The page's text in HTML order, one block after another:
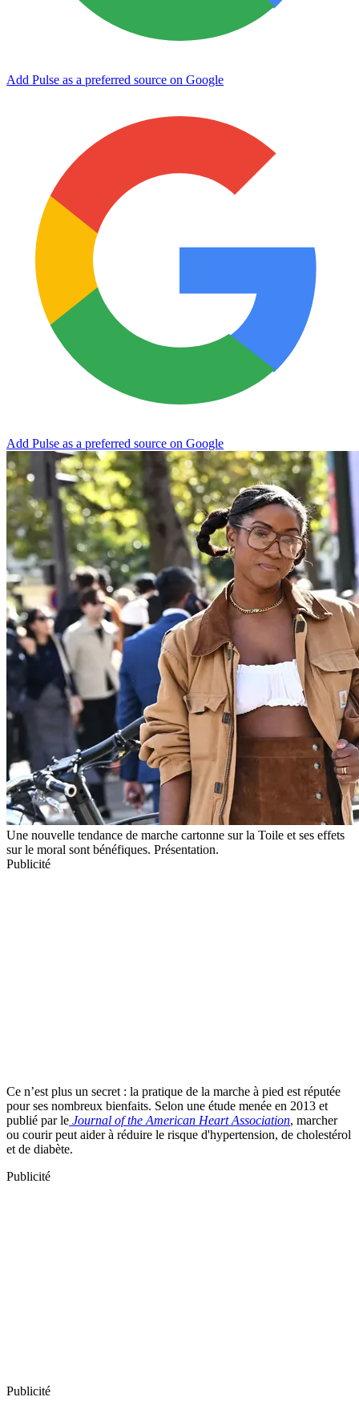
Add Pulse as a preferred source on Google
Add Pulse as a preferred source on Google
Une nouvelle tendance de marche cartonne sur la Toile et ses effets
sur le moral sont bénéfiques. Présentation.
Publicité
Ce n’est plus un secret : la pratique de la marche à pied est réputée
pour ses nombreux bienfaits. Selon une étude menée en 2013 et
publié par le Journal of the American Heart Association, marcher
ou courir peut aider à réduire le risque d'hypertension, de cholestérol
et de diabète.
Publicité
Publicité